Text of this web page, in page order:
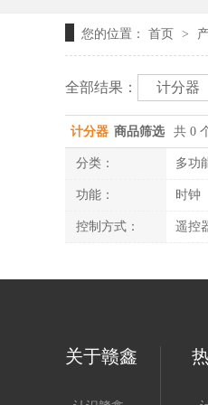
您的位置： 首页 >
全部结果： 计分器
计分器 商品筛选 共 0
分类： 多功
功能： 时钟
控制方式： 遥控
关于赣鑫